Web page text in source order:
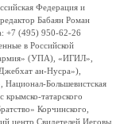
Федерация и
Бабаян Роман
+7 (495) 950-62-26
в Российской
армия» (УПА), «ИГИЛ»,
ан-Нусра»),
Большевистская
татарского
Корчинского,
центр Свидетелей Иеговы